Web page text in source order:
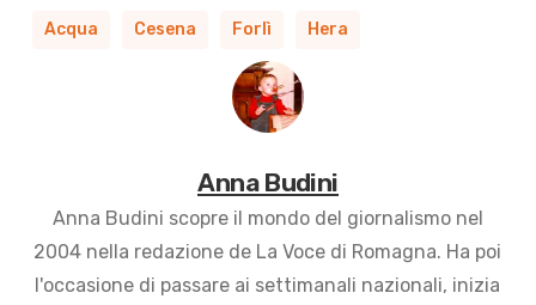
Acqua Cesena Forlì Hera
Anna Budini
Anna Budini scopre il mondo del giornalismo nel
2004 nella redazione de La Voce di Romagna. Ha poi
l'occasione di passare ai settimanali nazionali, inizia